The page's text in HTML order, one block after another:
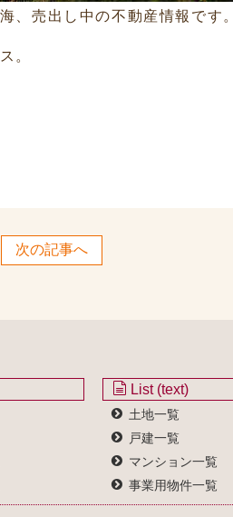
、売出し中の不動産情報です。
。
次の記事へ
List (text)
土地一覧
戸建一覧
マンション一覧
事業用物件一覧